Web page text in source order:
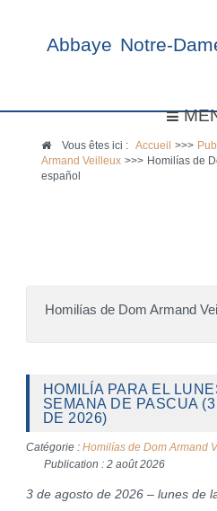
Abbaye Notre-
Vous êtes ici :Accueil >>>
Armand Veilleux >>> Homilías de
español
Homilías de Dom Armand
HOMILÍA PARA EL
SEMANA DE PASCUA
DE 2026)
Catégorie : Homilías de Dom Armand
Publication : 2 août 2026
3 de agosto de 2026 – lunes de